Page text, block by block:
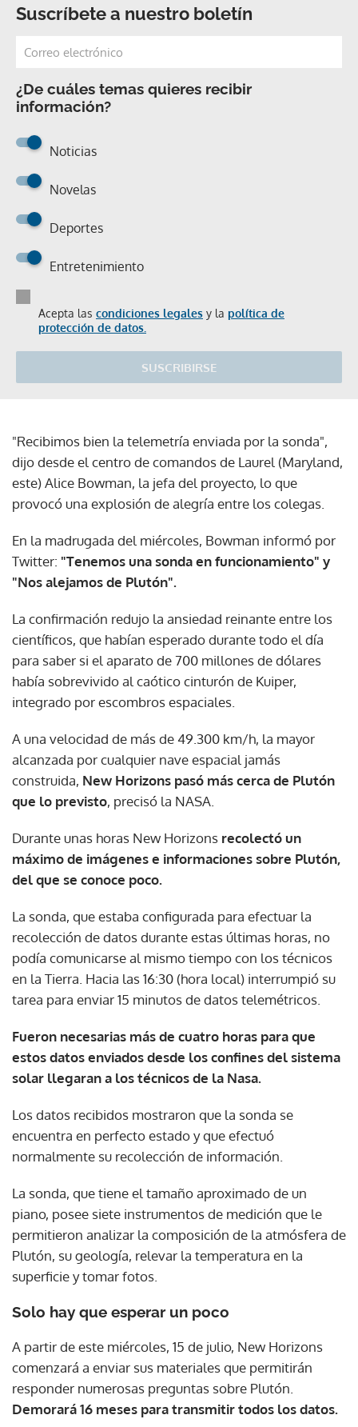
Suscríbete a nuestro boletín
¿De cuáles temas quieres recibir
información?
Noticias
Novelas
Deportes
Entretenimiento
Acepta las condiciones legales y la política de
protección de datos.
SUSCRIBIRSE
"Recibimos bien la telemetría enviada por la sonda",
dijo desde el centro de comandos de Laurel (Maryland,
este) Alice Bowman, la jefa del proyecto, lo que
provocó una explosión de alegría entre los colegas.
En la madrugada del miércoles, Bowman informó por
Twitter: "Tenemos una sonda en funcionamiento" y
"Nos alejamos de Plutón".
La confirmación redujo la ansiedad reinante entre los
científicos, que habían esperado durante todo el día
para saber si el aparato de 700 millones de dólares
había sobrevivido al caótico cinturón de Kuiper,
integrado por escombros espaciales.
A una velocidad de más de 49.300 km/h, la mayor
alcanzada por cualquier nave espacial jamás
construida, New Horizons pasó más cerca de Plutón
que lo previsto, precisó la NASA.
Durante unas horas New Horizons recolectó un
máximo de imágenes e informaciones sobre Plutón,
del que se conoce poco.
La sonda, que estaba configurada para efectuar la
recolección de datos durante estas últimas horas, no
podía comunicarse al mismo tiempo con los técnicos
en la Tierra. Hacia las 16:30 (hora local) interrumpió su
tarea para enviar 15 minutos de datos telemétricos.
Fueron necesarias más de cuatro horas para que
estos datos enviados desde los confines del sistema
solar llegaran a los técnicos de la Nasa.
Los datos recibidos mostraron que la sonda se
encuentra en perfecto estado y que efectuó
normalmente su recolección de información.
La sonda, que tiene el tamaño aproximado de un
piano, posee siete instrumentos de medición que le
permitieron analizar la composición de la atmósfera de
Plutón, su geología, relevar la temperatura en la
superficie y tomar fotos.
Solo hay que esperar un poco
A partir de este miércoles, 15 de julio, New Horizons
comenzará a enviar sus materiales que permitirán
responder numerosas preguntas sobre Plutón.
Demorará 16 meses para transmitir todos los datos.